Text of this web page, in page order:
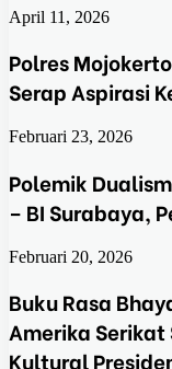
April 11, 2026
Polres
Serap Aspirasi
Februari 23, 2026
Polemik
– BI Surabaya,
Februari 20, 2026
Buku Rasa
Amerika
Kultural